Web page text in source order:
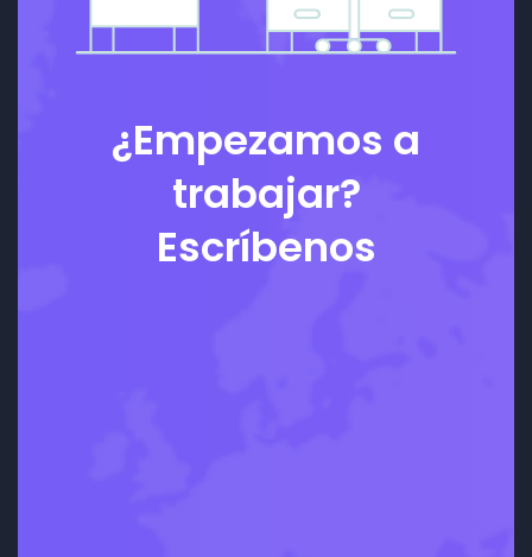
¿Empezamos a
trabajar?
Escríbenos